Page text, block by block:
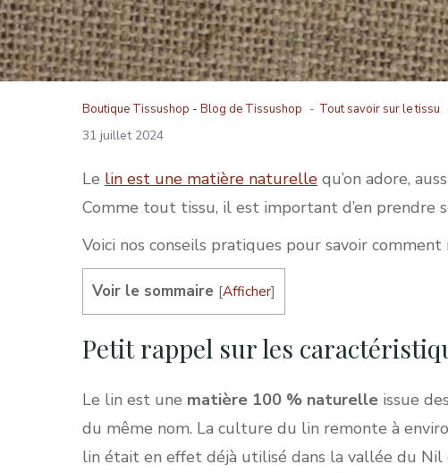
Boutique Tissushop - Blog de Tissushop Tout savoir sur le tissu
31 juillet 2024
Le lin est une matière naturelle qu’on adore,
Comme tout tissu, il est important d’en prendre
Voici nos conseils pratiques pour savoir
Voir le sommaire [Afficher]
Petit rappel sur les
Le lin est une matière 100 % naturelle issue
du même nom. La culture du lin remonte à
lin était en effet déjà utilisé dans la vallée du Nil